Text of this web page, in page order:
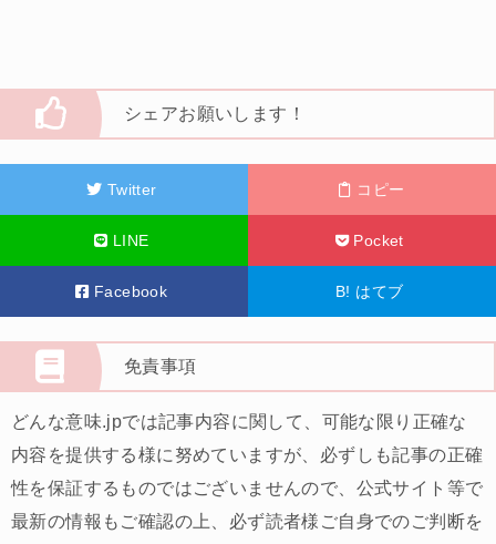
シェアお願いします！
Twitter コピー
LINE Pocket
Facebook B! はてブ
免責事項
どんな意味.jpでは記事内容に関して、可能な限り正確な
内容を提供する様に努めていますが、必ずしも記事の正確
性を保証するものではございませんので、公式サイト等で
最新の情報もご確認の上、必ず読者様ご自身でのご判断を